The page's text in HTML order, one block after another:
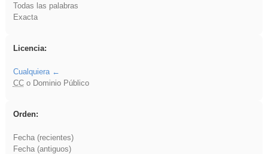
Todas las palabras
Exacta
Licencia:
Cualquiera
CCo Dominio Público
Orden:
Fecha (recientes)
Fecha (antiguos)